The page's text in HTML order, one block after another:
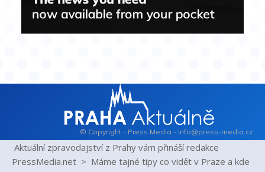
© Copyright - Press Media - info@press-media.cz
Aktuální zpravodajství z Prahy vám přináší redakce
PressMedia.net > Máme tajné tipy co vidět v Praze a kde